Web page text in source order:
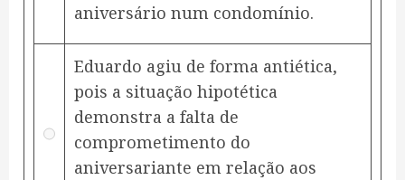
aniversário num condomínio.
Eduardo agiu de forma antiética,
pois a situação hipotética
demonstra a falta de
comprometimento do
aniversariante em relação aos